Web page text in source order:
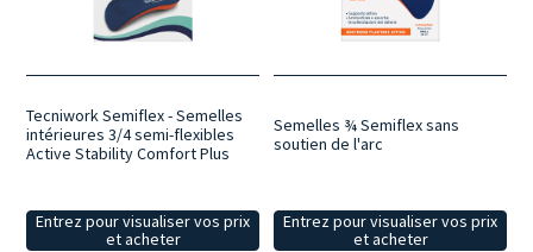
Tecniwork Semiflex - Semelles
intérieures 3/4 semi-flexibles
Active Stability Comfort Plus
Entrez pour visualiser vos prix
et acheter
Semelles ¾ Semiflex sans
soutien de l'arc
Entrez pour visualiser vos prix
et acheter